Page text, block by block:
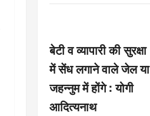
बेटी व व्यापारी की सुरक्षा
में सेंध लगाने वाले जेल या
जहन्नुम में होंगे : योगी
आदित्यनाथ